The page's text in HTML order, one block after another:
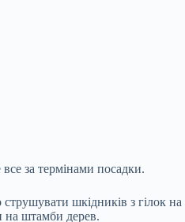
за термінами посадки.
шкідників з гілок на
на штамби дерев.